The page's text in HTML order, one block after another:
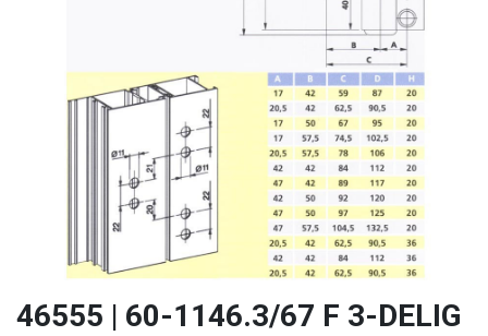
46555 | 60-1146.3/67 F 3-DELIG